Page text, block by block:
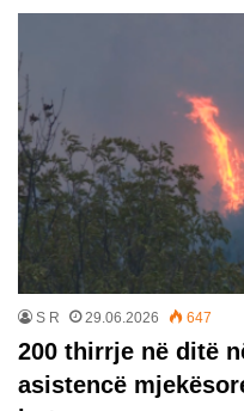
S R 29.06.2026 647
200 thirrje në ditë
asistencë